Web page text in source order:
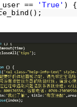
== 'True' ) {